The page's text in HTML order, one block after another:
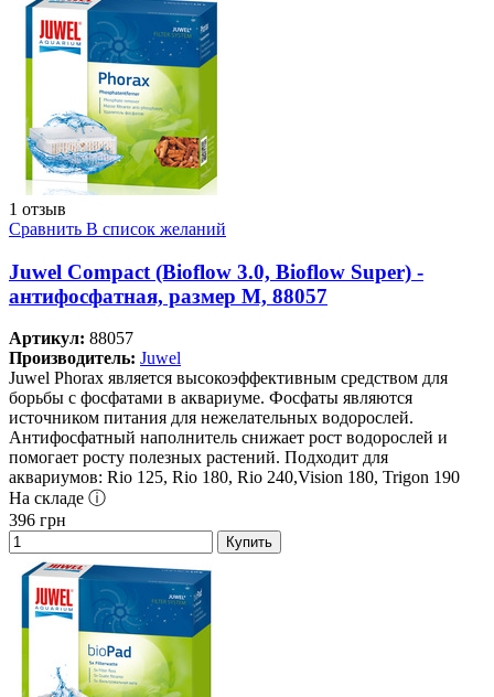
1 отзыв
Сравнить В список желаний
Juwel Compact (Bioflow 3.0, Bioflow Super) -
антифосфатная, размер M, 88057
Артикул: 88057
Производитель: Juwel
Juwel Phorax является высокоэффективным средством для
борьбы с фосфатами в аквариуме. Фосфаты являются
источником питания для нежелательных водорослей.
Антифосфатный наполнитель снижает рост водорослей и
помогает росту полезных растений. Подходит для
аквариумов: Rio 125, Rio 180, Rio 240,Vision 180, Trigon 190
На складе ⓘ
396 грн
Купить